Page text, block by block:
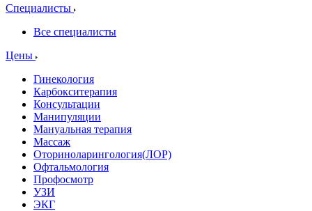
Специалисты
Все специалисты
Цены
Гинекология
Карбокситерапия
Консультации
Манипуляции
Мануальная терапия
Массаж
Оториноларингология(ЛОР)
Офтальмология
Профосмотр
УЗИ
ЭКГ